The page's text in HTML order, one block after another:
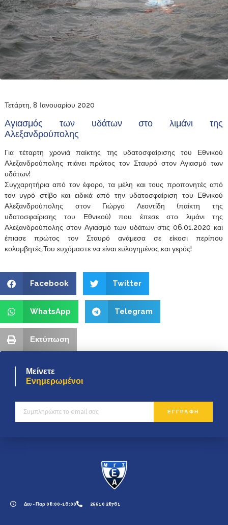
Τετάρτη, 8 Ιανουαρίου 2020
Αγιασμός των υδάτων στο λιμάνι της
Αλεξανδρούπολης
Για τέταρτη χρονιά παίκτης της υδατοσφαίρισης του Εθνικού
Αλεξανδρούπολης πιάνει πρώτος τον Σταυρό στον Αγιασμό των
υδάτων!
Συγχαρητήρια από τον έφορο, τα μέλη και τους προπονητές από
τον υγρό στίβο και ειδικά από την υδατοσφαίριση του Εθνικού
Αλεξανδρούπολης στον Γιώργο Λεοντίδη (παίκτη της
υδατοσφαίρισης του Εθνικού) που έπεσε στο λιμάνι της
Αλεξανδρούπολης στον Αγιασμό των υδάτων στις 06.01.2020 και
έπιασε πρώτος τον Σταυρό ανάμεσα σε είκοσι περίπου
κολυμβητές.Του ευχόμαστε να είναι ευλογημένος και γερός!
Facebook Twitter
WhatsApp Telegram
Εκτύπωση
Μείνετε
Ενημερωμένοι
ΕΓΓΡΑΦΗ
Δευ - Παρ 08:00-16:00 25510 28761